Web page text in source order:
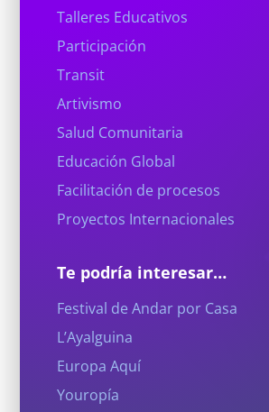
Talleres Educativos
Participación
Transit
Artivismo
Salud Comunitaria
Educación Global
Facilitación de procesos
Proyectos Internacionales
Te podría interesar…
Festival de Andar por Casa
L’Ayalguina
Europa Aquí
Youropía